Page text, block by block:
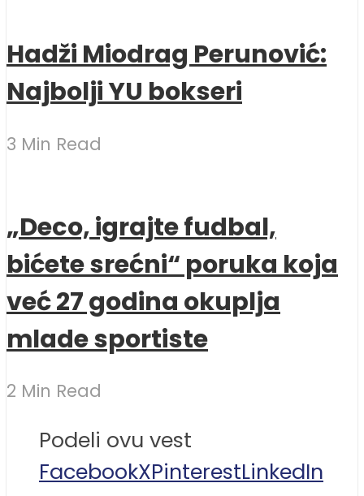
Hadži Miodrag Perunović:
Najbolji YU bokseri
3 Min Read
„Deco, igrajte fudbal,
bićete srećni“ poruka koja
već 27 godina okuplja
mlade sportiste
2 Min Read
Podeli ovu vest
FacebookXPinterestLinkedIn